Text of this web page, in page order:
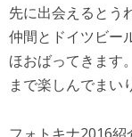
先に出会えるとう
仲間とドイツビー
ほおばってきます
まで楽しんでまい